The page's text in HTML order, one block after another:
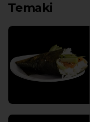
Temaki